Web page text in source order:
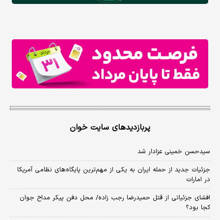
پربازدیدهای سایت خوان
سیدحسن خمینی عزادار شد
جزئیات جدید از حمله ایران به یکی از مهم‌ترین پایگاه‌های نظامی آمریکا
در امارات
افشای جزئیاتی از قتل حمیدرضا رجب زاده/ محل دفن پیکر مداح جوان
کجا بود؟